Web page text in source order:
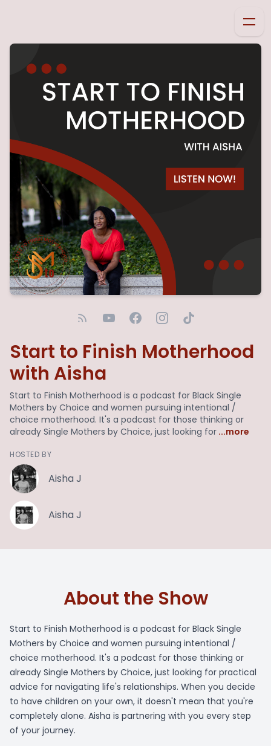
Start to Finish Motherhood
with Aisha
Start to Finish Motherhood is a podcast for Black Single
Mothers by Choice and women pursuing intentional /
choice motherhood. It's a podcast for those thinking or
already Single Mothers by Choice, just looking for ...more
HOSTED BY
Aisha J
Aisha J
About the Show
Start to Finish Motherhood is a podcast for Black Single
Mothers by Choice and women pursuing intentional /
choice motherhood. It's a podcast for those thinking or
already Single Mothers by Choice, just looking for practical
advice for navigating life's relationships. When you decide
to have children on your own, it doesn't mean that you're
completely alone. Aisha is partnering with you every step
of your journey.